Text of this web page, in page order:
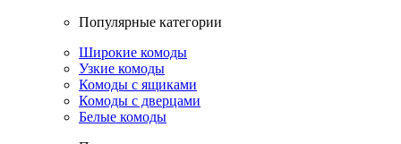
Популярные категории
Широкие комоды
Узкие комоды
Комоды с ящиками
Комоды с дверцами
Белые комоды